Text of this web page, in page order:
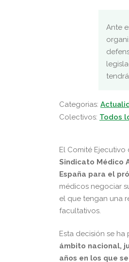
Ante
Categorias:
Colectivos: Todos
El Comité Ejecutivo
Sindicato Médico
España para el
médicos negociar
el que tengan una
facultativos.
Esta decisión se
ámbito nacional,
años en los que